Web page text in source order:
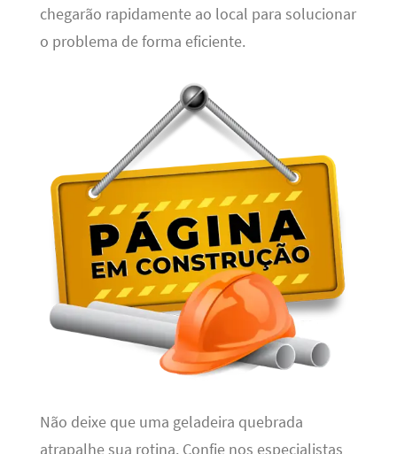
chegarão rapidamente ao local para solucionar
o problema de forma eficiente.
Não deixe que uma geladeira quebrada
atrapalhe sua rotina. Confie nos especialistas